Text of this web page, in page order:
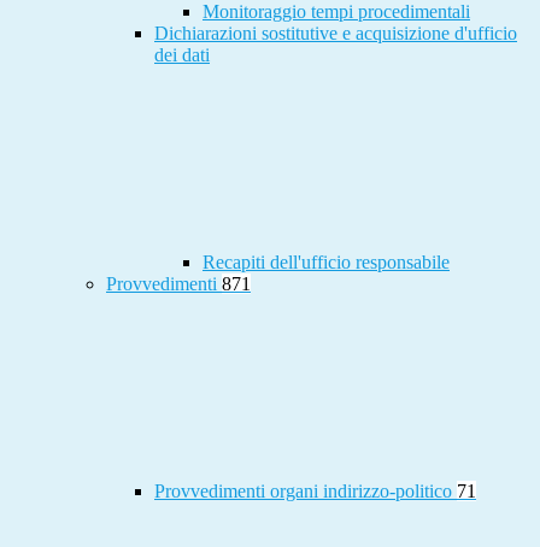
Monitoraggio tempi procedimentali
Dichiarazioni sostitutive e acquisizione d'ufficio
dei dati
Recapiti dell'ufficio responsabile
Provvedimenti 871
Provvedimenti organi indirizzo-politico 71